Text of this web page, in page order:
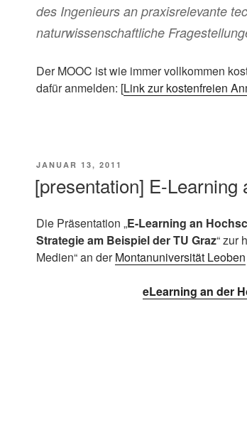
des Ingenieurs an praxisrelevante
naturwissenschaftliche
Der MOOC ist wie immer vollkommen
dafür anmelden: [Link zur kostenfreien
VERÖFFENTLICHT
JANUAR 13, 2011
[presentation] E-Learning
Die Präsentation „E-Learning an
Strategie am Beispiel der TU Graz“ zur
Medien“ an derMontanuniversität Leoben
eLearning an der